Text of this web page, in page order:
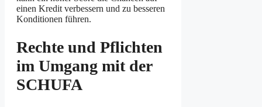
einen Kredit verbessern und zu besseren
Konditionen führen.
Rechte und Pflichten
im Umgang mit der
SCHUFA